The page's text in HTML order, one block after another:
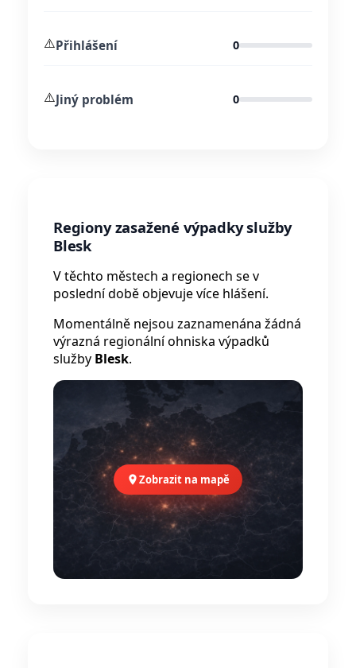
⚠️Přihlášení 0
⚠️Jiný problém 0
Regiony zasažené výpadky služby
Blesk
V těchto městech a regionech se v
poslední době objevuje více hlášení.
Momentálně nejsou zaznamenána žádná
výrazná regionální ohniska výpadků
služby Blesk.
Zobrazit na mapě